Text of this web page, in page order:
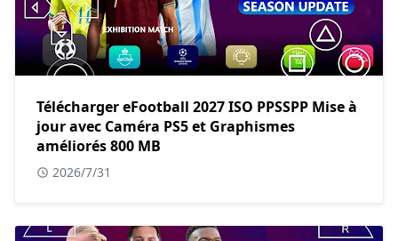
Télécharger eFootball 2027 ISO PPSSPP Mise à
jour avec Caméra PS5 et Graphismes
améliorés 800 MB
2026/7/31